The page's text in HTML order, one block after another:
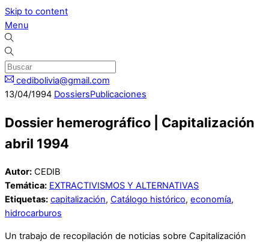
Skip to content
Menu
cedibolivia@gmail.com
13/04/1994 DossiersPublicaciones
Dossier hemerográfico | Capitalización
abril 1994
Autor: CEDIB
Temática: EXTRACTIVISMOS Y ALTERNATIVAS
Etiquetas: capitalización, Catálogo histórico, economía,
hidrocarburos
Un trabajo de recopilación de noticias sobre Capitalización